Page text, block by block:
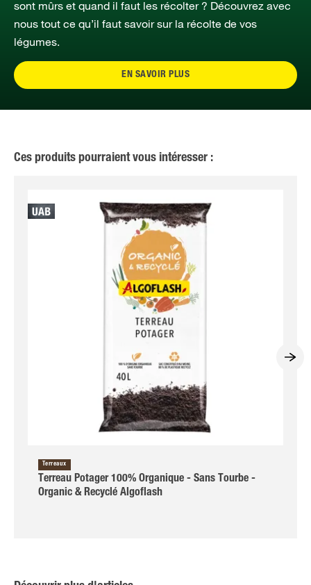
sont mûrs et quand il faut les récolter ? Découvrez avec
nous tout ce qu’il faut savoir sur la récolte de vos
légumes.
EN SAVOIR PLUS
Ces produits pourraient vous intéresser :
Terreaux
Terreau Potager 100% Organique - Sans Tourbe -
Organic & Recyclé Algoflash